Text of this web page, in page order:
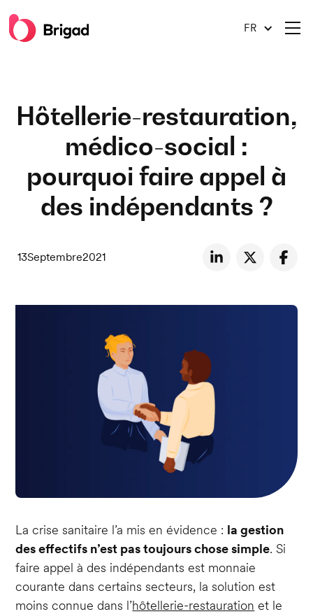
FR
Hôtellerie-restauration,
médico-social :
pourquoi faire appel à
des indépendants ?
13Septembre2021
La crise sanitaire l’a mis en évidence : la gestion
des effectifs n’est pas toujours chose simple. Si
faire appel à des indépendants est monnaie
courante dans certains secteurs, la solution est
moins connue dans l’hôtellerie-restauration et le